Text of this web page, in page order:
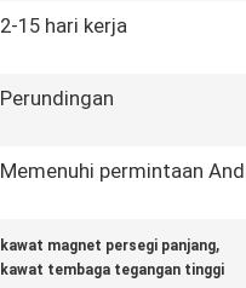
2-15 hari kerja
Perundingan
Memenuhi permintaan
kawat magnet persegi panjang,
kawat tembaga tegangan tinggi